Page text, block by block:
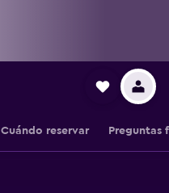
Cuándo reservar Preguntas